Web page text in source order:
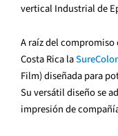
vertical Industrial de
A raíz del
Costa Rica la
Film) diseñada para
Su versátil diseño se
impresión de